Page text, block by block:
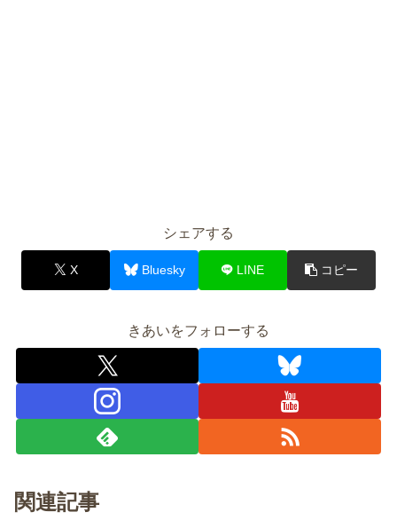
シェアする
X Bluesky LINE コピー
きあいをフォローする
関連記事